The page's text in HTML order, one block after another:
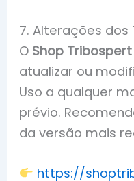
7. Alterações dos
O Shop Tribospert
atualizar ou
Uso a qualquer
prévio.
da versão mais
https://